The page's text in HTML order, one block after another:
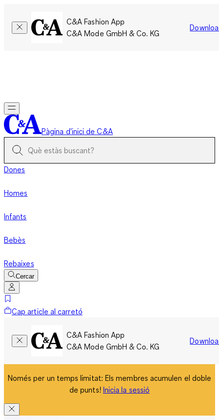
C&A Fashion App
C&A Mode GmbH & Co. KG
Pàgina d'inici de C&A
Dones
Homes
Infants
Bebès
Rebaixes
Cercar
Cap article al carretó
C&A Fashion App
C&A Mode GmbH & Co. KG
Només per un temps limitat: Els membres acumulen el doble
de punts! Inicia la sessió